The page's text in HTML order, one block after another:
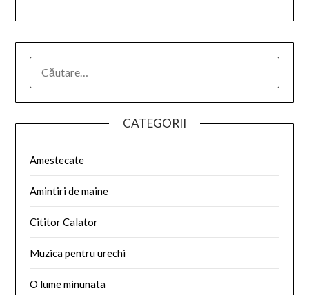
CATEGORII
Amestecate
Amintiri de maine
Cititor Calator
Muzica pentru urechi
O lume minunata